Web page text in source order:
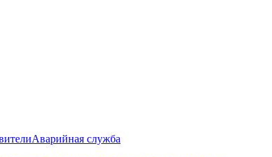
Аварийная служба